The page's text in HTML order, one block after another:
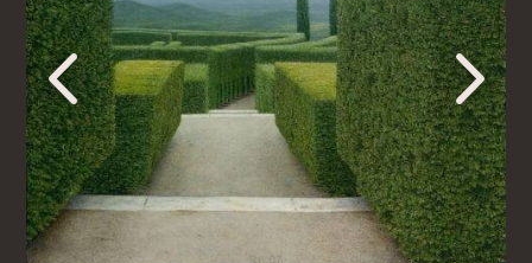
5
4